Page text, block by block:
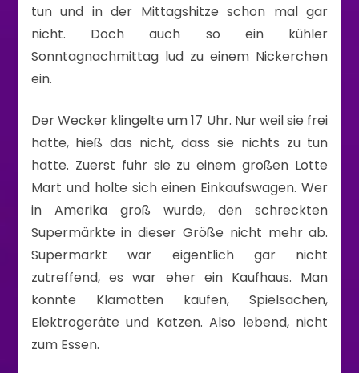
tun und in der Mittagshitze schon mal gar
nicht. Doch auch so ein kühler
Sonntagnachmittag lud zu einem Nickerchen
ein.
Der Wecker klingelte um 17 Uhr. Nur weil sie frei
hatte, hieß das nicht, dass sie nichts zu tun
hatte. Zuerst fuhr sie zu einem großen Lotte
Mart und holte sich einen Einkaufswagen. Wer
in Amerika groß wurde, den schreckten
Supermärkte in dieser Größe nicht mehr ab.
Supermarkt war eigentlich gar nicht
zutreffend, es war eher ein Kaufhaus. Man
konnte Klamotten kaufen, Spielsachen,
Elektrogeräte und Katzen. Also lebend, nicht
zum Essen.